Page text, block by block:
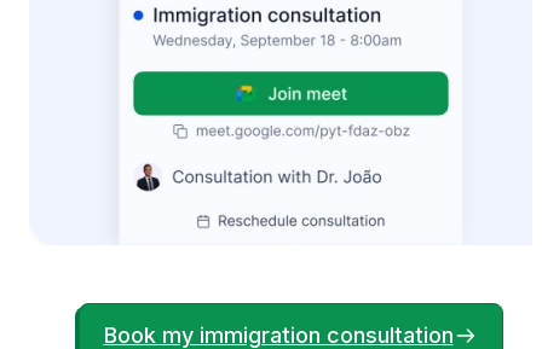
Book my immigration consultation